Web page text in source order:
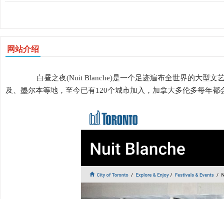
网站介绍
白昼之夜(Nuit Blanche)是一个足迹遍布全世界的大型文
及、墨尔本等地，至今已有120个城市加入，加拿大多伦多每年都